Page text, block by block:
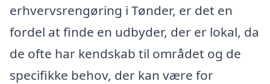
erhvervsrengøring i Tønder, er det en
fordel at finde en udbyder, der er lokal, da
de ofte har kendskab til området og de
specifikke behov, der kan være for